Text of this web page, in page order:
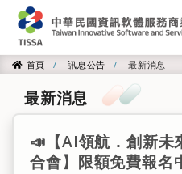
首頁
首頁 訊息公告 最新消息
最新消息
📣【AI領航．創新未
合會】限額免費報名